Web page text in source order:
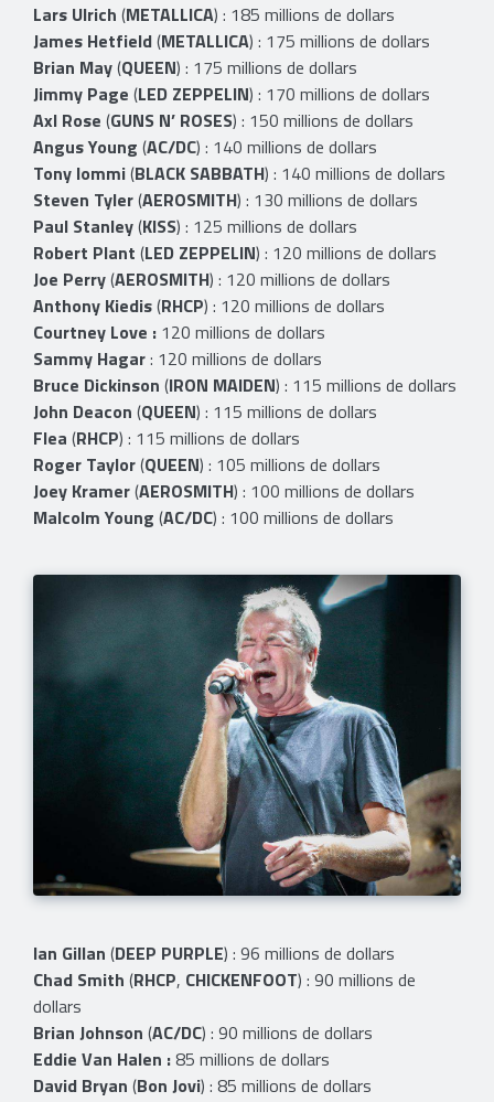
Lars Ulrich (METALLICA) : 185 millions de dollars
James Hetfield(METALLICA) : 175 millions de dollars
Brian May(QUEEN) : 175 millions de dollars
Jimmy Page (LED ZEPPELIN) : 170 millions de dollars
Axl Rose (GUNS N’ ROSES) : 150 millions de dollars
Angus Young (AC/DC) : 140 millions de dollars
Tony Iommi(BLACK SABBATH) : 140 millions de dollars
Steven Tyler(AEROSMITH) : 130 millions de dollars
Paul Stanley(KISS) : 125 millions de dollars
Robert Plant (LED ZEPPELIN) : 120 millions de dollars
Joe Perry(AEROSMITH) : 120 millions de dollars
Anthony Kiedis(RHCP) : 120 millions de dollars
Courtney Love : 120 millions de dollars
Sammy Hagar: 120 millions de dollars
Bruce Dickinson (IRON MAIDEN) : 115 millions de dollars
John Deacon (QUEEN) : 115 millions de dollars
Flea (RHCP) : 115 millions de dollars
Roger Taylor(QUEEN) : 105 millions de dollars
Joey Kramer(AEROSMITH) : 100 millions de dollars
Malcolm Young (AC/DC) : 100 millions de dollars
Ian Gillan (DEEP PURPLE) : 96 millions de dollars
Chad Smith (RHCP, CHICKENFOOT) : 90 millions de
dollars
Brian Johnson (AC/DC) : 90 millions de dollars
Eddie Van Halen :85 millions de dollars
David Bryan (Bon Jovi) : 85 millions de dollars